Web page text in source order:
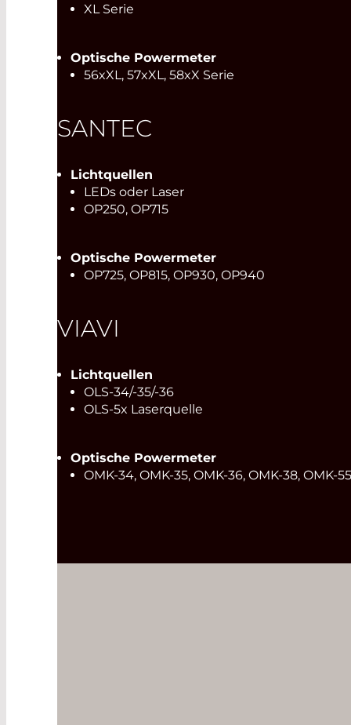
XL Serie
Optische Powermeter
56xXL, 57xXL, 58xX Serie
SANTEC
Lichtquellen
LEDs oder Laser
OP250, OP715
Optische Powermeter
OP725, OP815, OP930, OP940
VIAVI
Lichtquellen
OLS-34/-35/-36
OLS-5x Laserquelle
Optische Powermeter
OMK-34, OMK-35, OMK-36, OMK-38, OMK-